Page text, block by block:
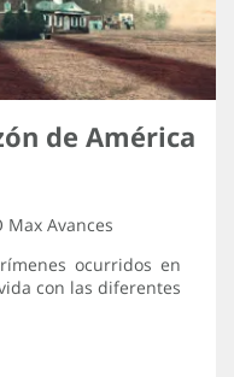
de América
Max Avances
ocurridos en
con las diferentes